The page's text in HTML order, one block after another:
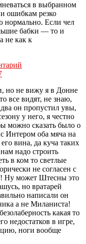
в выбранном
ошибкам резко
нормально. Если чел
бабки — то и
не как к
но не вижу я в Донне
все видят, не знаю,
он пропустил увы,
у него, я честно
можно сказать было о
Интером оба мяча на
вина, да куча таких
надо строить
в ком то светлые
не согласен с
Ну может Штесны это
но вратарей
написали он
а не Миланиста!
какая то
недостатков в игре,
ноги вообще